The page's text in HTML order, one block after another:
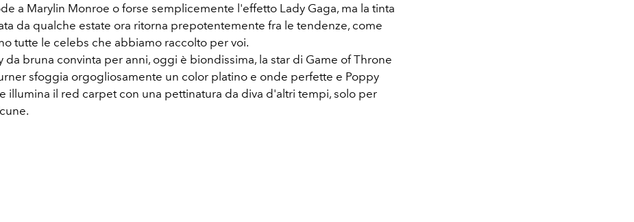
a Marylin Monroe o forse semplicemente l'effetto Lady Gaga, ma la tinta
da qualche estate ora ritorna prepotentemente fra le tendenze, come
tutte le celebs che abbiamo raccolto per voi.
da bruna convinta per anni, oggi è biondissima, la star di Game of Throne
sfoggia orgogliosamente un color platino e onde perfette e Poppy
illumina il red carpet con una pettinatura da diva d'altri tempi, solo per